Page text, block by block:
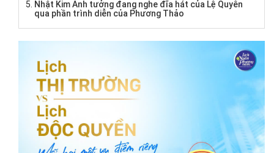
Nhật Kim Anh tưởng đang nghe đĩa hát của Lệ Quyên
qua phần trình diễn của Phương Thảo